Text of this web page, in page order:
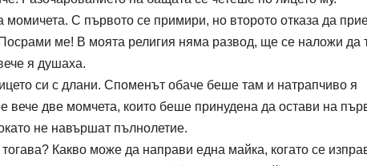
С първото се примири, но второто отказа да
ме! В моята религия няма развод, ще се наложи да
я душаха.
си с длани. Споменът обаче беше там и натрапчиво я
две момчета, които беше принудена да остави на
не навършат пълнолетие.
Какво може да направи една майка, когато се